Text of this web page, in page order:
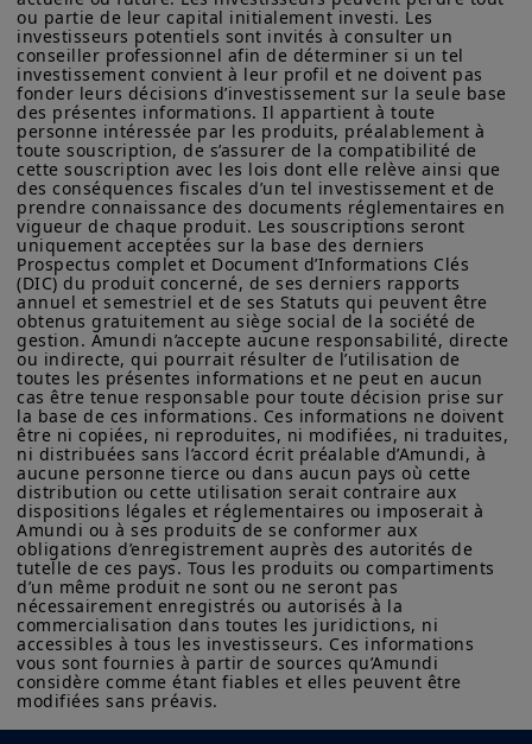
venir.
Par ailleurs, la demande pour les
produits de taux devrait rester solide.
L'assouplissement des banques
centrales dans un cycle économique
résilient crée un contexte positif pour
les actifs risqués. Nous anticipons des
baisses de taux non seulement de la
Réserve fédérale, mais aussi de la
Banque centrale européenne. Dans ce
contexte, les flux de capitaux devraient
rester soutenus, les investisseurs
cherchant des alternatives de
rendement en raison de la baisse des
taux à court terme. Ces baisses de taux
auront donc un impact positif sur le
crédit avec davantage de liquidités dans
cette classe d'actifs.
Marché primaire
Investment Grade
sur les produits figurant sur ce site ne sont données qu’à titre
indicatif et constituent une présentation générale de nos
produits et services. Ces informations ne sont pas exhaustives,
peuvent évoluer dans le temps et être mises à jour par Amundi
Asset Management, sans préavis et à tout moment.
Votre accès à ce site est soumis au respect de la
réglementation française en vigueur et aux «Mentions légales /
Conditions générales d’accès au site».
En choisissant d’accéder à notre site, vous reconnaissez avoir
pris connaissance de ces Conditions et les avoir acceptées.
Nous vous conseillons, dans votre intérêt, de les lire
attentivement.
ou partie de leur capital initialement investi. Les
investisseurs potentiels sont invités à consulter un
conseiller professionnel afin de déterminer si un tel
investissement convient à leur profil et ne doivent pas
fonder leurs décisions d’investissement sur la seule base
des présentes informations. Il appartient à toute
personne intéressée par les produits, préalablement à
toute souscription, de s’assurer de la compatibilité de
cette souscription avec les lois dont elle relève ainsi que
des conséquences fiscales d’un tel investissement et de
prendre connaissance des documents réglementaires en
vigueur de chaque produit. Les souscriptions seront
uniquement acceptées sur la base des derniers
Prospectus complet et Document d’Informations Clés
(DIC) du produit concerné, de ses derniers rapports
annuel et semestriel et de ses Statuts qui peuvent être
obtenus gratuitement au siège social de la société de
gestion. Amundi n’accepte aucune responsabilité, directe
ou indirecte, qui pourrait résulter de l’utilisation de
toutes les présentes informations et ne peut en aucun
cas être tenue responsable pour toute décision prise sur
la base de ces informations. Ces informations ne doivent
être ni copiées, ni reproduites, ni modifiées, ni traduites,
ni distribuées sans l’accord écrit préalable d’Amundi, à
aucune personne tierce ou dans aucun pays où cette
distribution ou cette utilisation serait contraire aux
dispositions légales et réglementaires ou imposerait à
Amundi ou à ses produits de se conformer aux
obligations d’enregistrement auprès des autorités de
tutelle de ces pays. Tous les produits ou compartiments
d’un même produit ne sont ou ne seront pas
nécessairement enregistrés ou autorisés à la
commercialisation dans toutes les juridictions, ni
accessibles à tous les investisseurs. Ces informations
vous sont fournies à partir de sources qu’Amundi
considère comme étant fiables et elles peuvent être
modifiées sans préavis.